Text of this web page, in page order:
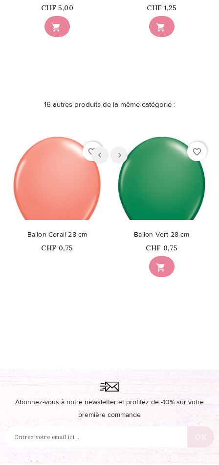

Prix
CHF 5,00

Prix
CHF 1,25
16 autres produits de la même catégorie :
favorite_border
Ballon Corail 28 cm
Prix
CHF 0,75
favorite_border

Ballon Vert 28 cm
Prix
CHF 0,75
Abonnez-vous à notre newsletter et profitez de -10% sur votre
première commande